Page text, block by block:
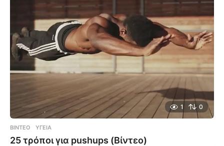
1 0
ΒΊΝΤΕΟ ΥΓΕΊΑ
25 τρόποι για pushups (Βίντεο)